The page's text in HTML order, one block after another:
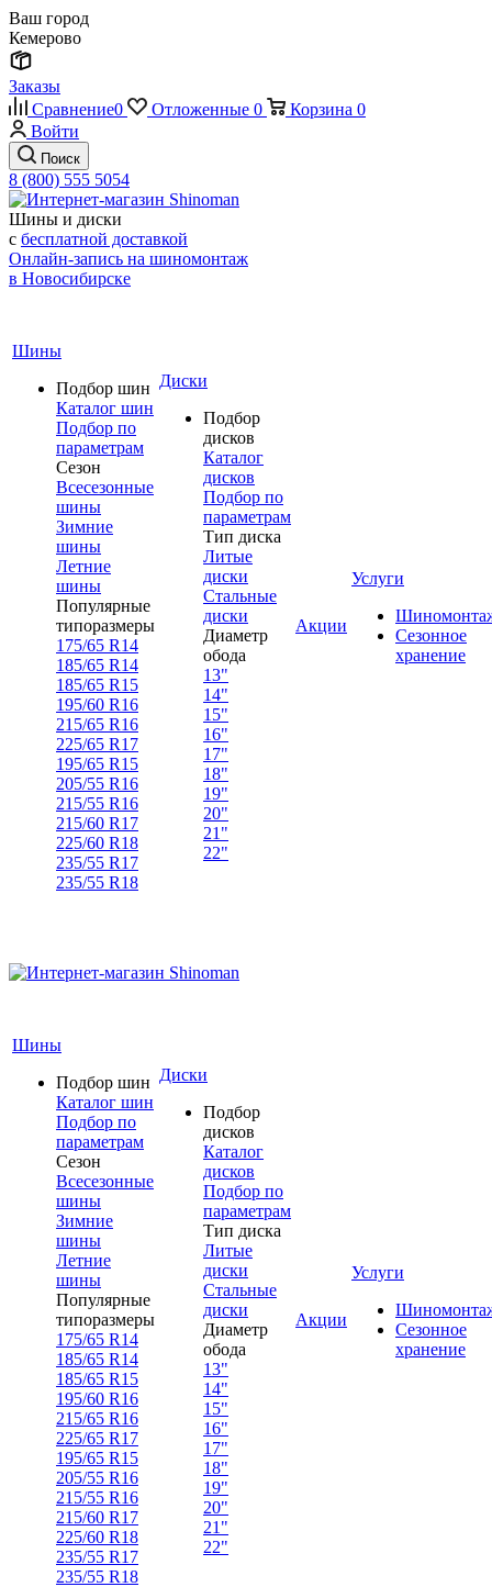
Ваш город
Кемерово
Заказы
Сравнение0 Отложенные 0 Корзина 0
Войти
Поиск
8 (800) 555 5054
Шины и диски
с бесплатной доставкой
Онлайн-запись на шиномонтаж
в Новосибирске
Шины
Подбор шин
Каталог шин
Подбор по
параметрам
Сезон
Всесезонные
шины
Зимние
шины
Летние
шины
Популярные
типоразмеры
175/65 R14
185/65 R14
185/65 R15
195/60 R16
215/65 R16
225/65 R17
195/65 R15
205/55 R16
215/55 R16
215/60 R17
225/60 R18
235/55 R17
235/55 R18
Диски
Подбор
дисков
Каталог
дисков
Подбор по
параметрам
Тип диска
Литые
диски
Стальные
диски
Диаметр
обода
13"
14"
15"
16"
17"
18"
19"
20"
21"
22"
Акции
Услуги
Сезонное
хранение
Шины
Подбор шин
Каталог шин
Подбор по
параметрам
Сезон
Всесезонные
шины
Зимние
шины
Летние
шины
Популярные
типоразмеры
175/65 R14
185/65 R14
185/65 R15
195/60 R16
215/65 R16
225/65 R17
195/65 R15
205/55 R16
215/55 R16
215/60 R17
225/60 R18
235/55 R17
235/55 R18
Диски
Подбор
дисков
Каталог
дисков
Подбор по
параметрам
Тип диска
Литые
диски
Стальные
диски
Диаметр
обода
13"
14"
15"
16"
17"
18"
19"
20"
21"
22"
Акции
Услуги
Сезонное
хранение